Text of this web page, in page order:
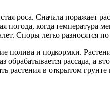
роса. Сначала поражает
когда температура
Споры легко разносятся
полива и подкормки.
рассада, а
растения в открытом